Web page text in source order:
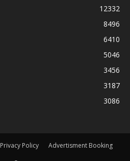
12332
8496
6410
5046
3456
3187
3086
Privacy Policy Advertisment Booking